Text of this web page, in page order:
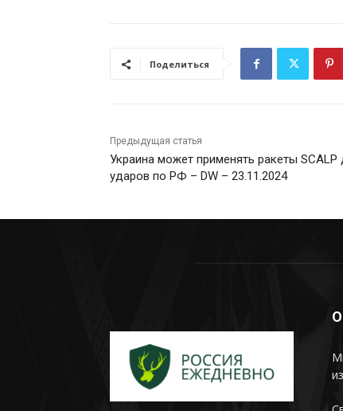
Поделиться
Предыдущая статья
Украина может применять ракеты SCALP
ударов по РФ – DW – 23.11.2024